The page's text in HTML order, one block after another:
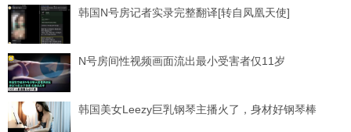
韩国N号房记者实录完整翻译[转自凤凰天使]
N号房间性视频画面流出最小受害者仅11岁
韩国美女Leezy巨乳钢琴主播火了，身材好钢琴棒